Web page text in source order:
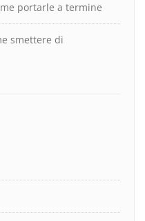
portarle a termine
smettere di